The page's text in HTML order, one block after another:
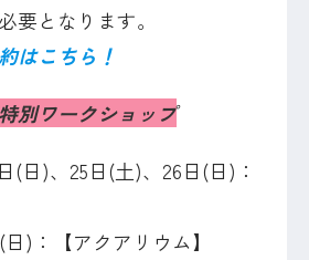
となります。
はこちら！
別ワークショップ
(日)、25日(土)、26日(日)：
)：【アクアリウム】